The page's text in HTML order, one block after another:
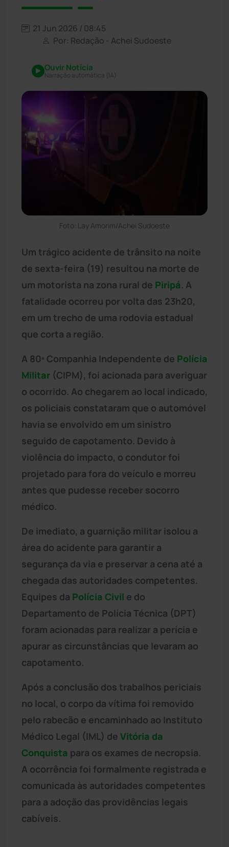
21 Jun 2026 / 08:45
Por: Redação - Achei Sudoeste
Ouvir Notícia
Narração automática (IA)
Foto: Lay Amorim/Achei Sudoeste
Um trágico acidente de trânsito na noite
de sexta-feira (19) resultou na morte de
um motorista na zona rural de Piripá. A
fatalidade ocorreu por volta das 23h20,
em um trecho de uma rodovia estadual
que corta a região.
A 80ª Companhia Independente de Polícia
Militar (CIPM), foi acionada para averiguar
o ocorrido. Ao chegarem ao local indicado,
os policiais constataram que o automóvel
havia se envolvido em um sinistro
seguido de capotamento. Devido à
violência do impacto, o condutor foi
projetado para fora do veículo e morreu
antes que pudesse receber socorro
médico.
De imediato, a guarnição militar isolou a
área do acidente para garantir a
segurança da via e preservar a cena até a
chegada das autoridades competentes.
Equipes da Polícia Civil e do
Departamento de Polícia Técnica (DPT)
foram acionadas para realizar a perícia e
apurar as circunstâncias que levaram ao
capotamento.
Após a conclusão dos trabalhos periciais
no local, o corpo da vítima foi removido
pelo rabecão e encaminhado ao Instituto
Médico Legal (IML) de Vitória da
Conquista para os exames de necropsia.
A ocorrência foi formalmente registrada e
comunicada às autoridades competentes
para a adoção das providências legais
cabíveis.